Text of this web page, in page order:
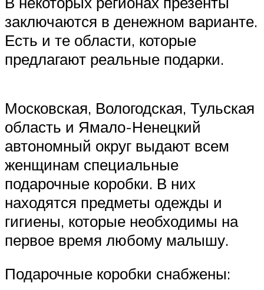
заключаются в денежном варианте.
Есть и те области, которые
предлагают реальные подарки.
Московская, Вологодская, Тульская
область и Ямало-Ненецкий
автономный округ выдают всем
женщинам специальные
подарочные коробки. В них
находятся предметы одежды и
гигиены, которые необходимы на
первое время любому малышу.
Подарочные коробки снабжены: